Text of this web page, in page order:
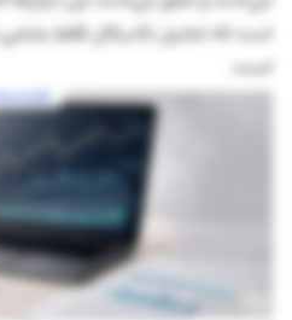
است که تحلیل تکنیکال فقط بخشی
است.